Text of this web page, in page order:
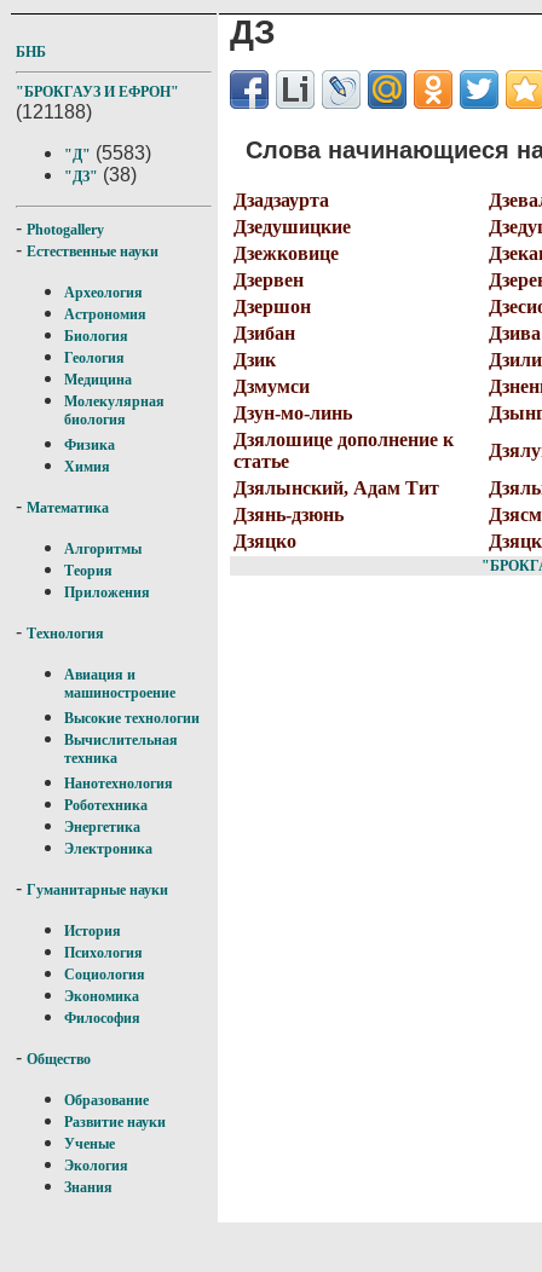
БНБ
"БРОКГАУЗ И ЕФРОН"
(121188)
"Д" (5583)
"ДЗ" (38)
- Photogallery
- Естественные науки
Археология
Астрономия
Биология
Геология
Медицина
Молекулярная
биология
Физика
Химия
- Математика
Алгоритмы
Теория
Приложения
- Технология
Авиация и
машиностроение
Высокие технологии
Вычислительная
техника
Нанотехнология
Роботехника
Энергетика
Электроника
- Гуманитарные науки
История
Психология
Социология
Экономика
Философия
- Общество
Образование
Развитие науки
Ученые
Экология
Знания
ДЗ
Слова начинающиеся
Дзадзаурта
Дзедушицкие
Дзежковице
Дзервен
Дзершон
Дзибан
Дзива
Дзик
Дзмумси
Дзун-мо-линь
Дзялошице дополнение к
статье
Дзялынский, Адам Тит
Дзянь-дзюнь
Дзяцко